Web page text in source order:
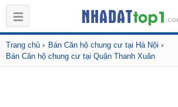
Trang chủ › Bán Căn hộ chung cư tại Hà Nội ›
Bán Căn hộ chung cư tại Quận Thanh Xuân